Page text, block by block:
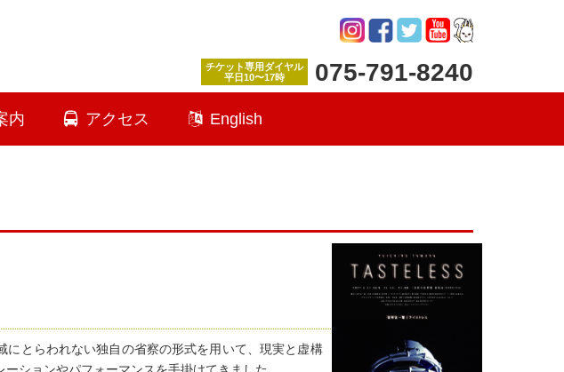
チケット専用ダイヤル
平日10〜17時
075-791-8240
内 アクセス English
とらわれない独自の省察の形式を用いて、現実と虚構